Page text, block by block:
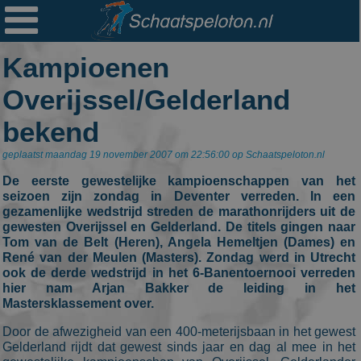

Kampioenen
Overijssel/Gelderland
bekend
geplaatst maandag 19 november 2007 om 22:56:00 op Schaatspeloton.nl
De eerste gewestelijke kampioenschappen van het
seizoen zijn zondag in Deventer verreden. In een
gezamenlijke wedstrijd streden de marathonrijders uit de
gewesten Overijssel en Gelderland. De titels gingen naar
Tom van de Belt (Heren), Angela Hemeltjen (Dames) en
René van der Meulen (Masters). Zondag werd in Utrecht
ook de derde wedstrijd in het 6-Banentoernooi verreden
hier nam Arjan Bakker de leiding in het
Mastersklassement over.
Door de afwezigheid van een 400-meterijsbaan in het gewest
Gelderland rijdt dat gewest sinds jaar en dag al mee in het